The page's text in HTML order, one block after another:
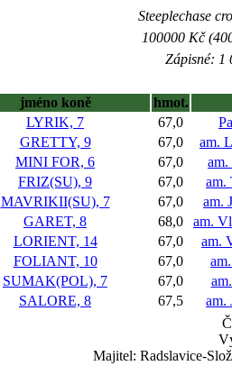
Steeplechase
100000 Kč
Zápisné: 1
jméno koně
hmot.
LYRIK, 7 67,0
GRETTY, 9 67,0
am.
MINI FOR, 6 67,0
am.
FRIZ(SU), 9 67,0
am.
MAVRIKII(SU), 7 67,0
am.
GARET, 8 68,0
am.
LORIENT, 14 67,0
am.
FOLIANT, 10 67,0
SUMAK(POL), 7 67,0
SALORE, 8 67,5
am.
Majitel: Radslavice-